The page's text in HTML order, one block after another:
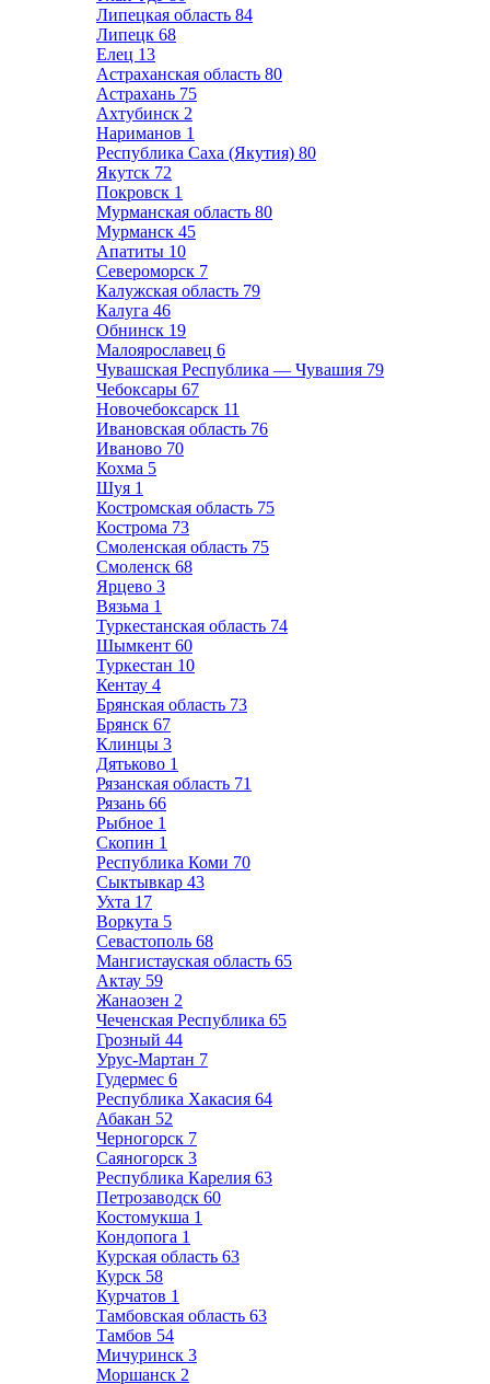
Липецкая область 84
Липецк 68
Елец 13
Астраханская область 80
Астрахань 75
Ахтубинск 2
Нариманов 1
Республика Саха (Якутия) 80
Якутск 72
Покровск 1
Мурманская область 80
Мурманск 45
Апатиты 10
Североморск 7
Калужская область 79
Калуга 46
Обнинск 19
Малоярославец 6
Чувашская Республика — Чувашия 79
Чебоксары 67
Новочебоксарск 11
Ивановская область 76
Иваново 70
Кохма 5
Шуя 1
Костромская область 75
Кострома 73
Смоленская область 75
Смоленск 68
Ярцево 3
Вязьма 1
Туркестанская область 74
Шымкент 60
Туркестан 10
Кентау 4
Брянская область 73
Брянск 67
Клинцы 3
Дятьково 1
Рязанская область 71
Рязань 66
Рыбное 1
Скопин 1
Республика Коми 70
Сыктывкар 43
Ухта 17
Воркута 5
Севастополь 68
Мангистауская область 65
Актау 59
Жанаозен 2
Чеченская Республика 65
Грозный 44
Урус-Мартан 7
Гудермес 6
Республика Хакасия 64
Абакан 52
Черногорск 7
Саяногорск 3
Республика Карелия 63
Петрозаводск 60
Костомукша 1
Кондопога 1
Курская область 63
Курск 58
Курчатов 1
Тамбовская область 63
Тамбов 54
Мичуринск 3
Моршанск 2